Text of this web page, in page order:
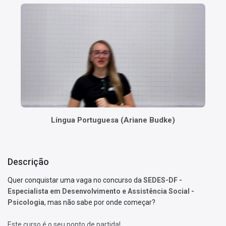
Língua Portuguesa (Ariane Budke)
Descrição
Quer conquistar uma vaga no concurso da SEDES-DF -
Especialista em Desenvolvimento e Assistência Social -
Psicologia, mas não sabe por onde começar?
Este curso é o seu ponto de partida!